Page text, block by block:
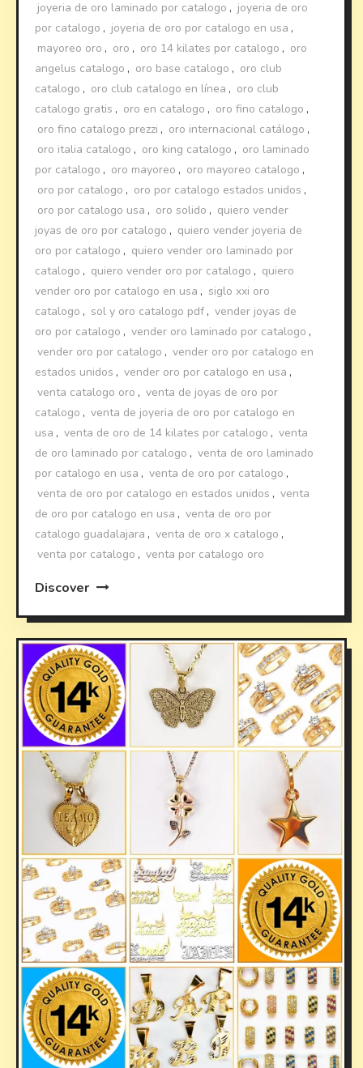
joyeria de oro laminado por catalogo , joyeria de oro
por catalogo , joyeria de oro por catalogo en usa ,
mayoreo oro , oro , oro 14 kilates por catalogo , oro
angelus catalogo , oro base catalogo , oro club
catalogo , oro club catalogo en línea , oro club
catalogo gratis , oro en catalogo , oro fino catalogo ,
oro fino catalogo prezzi , oro internacional catálogo ,
oro italia catalogo , oro king catalogo , oro laminado
por catalogo , oro mayoreo , oro mayoreo catalogo ,
oro por catalogo , oro por catalogo estados unidos ,
oro por catalogo usa , oro solido , quiero vender
joyas de oro por catalogo , quiero vender joyeria de
oro por catalogo , quiero vender oro laminado por
catalogo , quiero vender oro por catalogo , quiero
vender oro por catalogo en usa , siglo xxi oro
catalogo , sol y oro catalogo pdf , vender joyas de
oro por catalogo , vender oro laminado por catalogo ,
vender oro por catalogo , vender oro por catalogo en
estados unidos , vender oro por catalogo en usa ,
venta catalogo oro , venta de joyas de oro por
catalogo , venta de joyeria de oro por catalogo en
usa , venta de oro de 14 kilates por catalogo , venta
de oro laminado por catalogo , venta de oro laminado
por catalogo en usa , venta de oro por catalogo ,
venta de oro por catalogo en estados unidos , venta
de oro por catalogo en usa , venta de oro por
catalogo guadalajara , venta de oro x catalogo ,
venta por catalogo , venta por catalogo oro
Discover